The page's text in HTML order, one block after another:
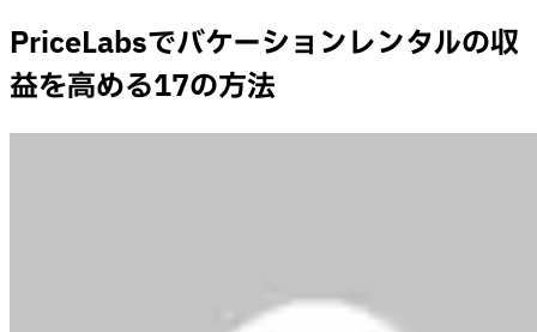
PriceLabsでバケーションレンタルの収
益を高める17の方法